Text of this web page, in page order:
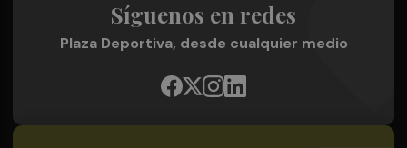
Síguenos en redes
Plaza Deportiva, desde cualquier medio